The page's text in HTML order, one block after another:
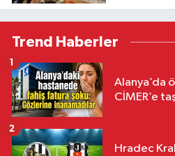
sahada
Trend Haberler
Alanya’da
CİMER’e
1
Hradec
2